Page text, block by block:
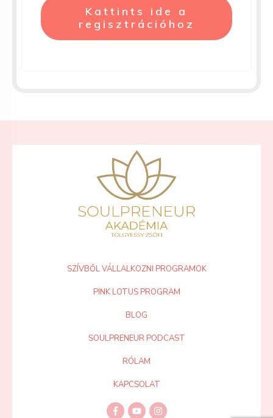
Kattints ide a
regisztrációhoz
SZÍVBŐL VÁLLALKOZNI PROGRAMOK
PINK LOTUS PROGRAM
BLOG
SOULPRENEUR PODCAST
RÓLAM
KAPCSOLAT